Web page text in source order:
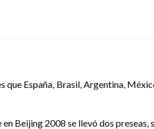
España, Brasil, Argentina,
Beijing 2008 se llevó dos preseas,